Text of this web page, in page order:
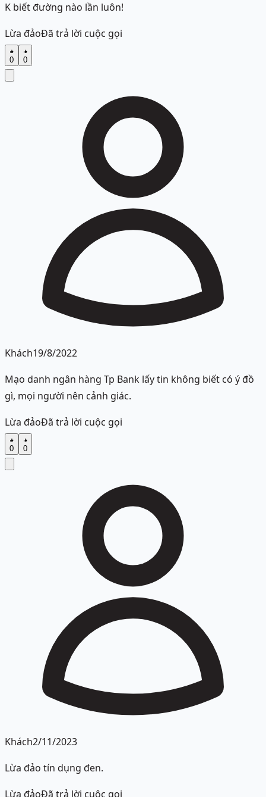
K biết đường nào lần luôn!
Lừa đảoĐã trả lời cuộc gọi
0 0
Khách19/8/2022
Mạo danh ngân hàng Tp Bank lấy tin không biết có ý đồ
gì, mọi người nên cảnh giác.
Lừa đảoĐã trả lời cuộc gọi
0 0
Khách2/11/2023
Lừa đảo tín dụng đen.
Lừa đảoĐã trả lời cuộc gọi